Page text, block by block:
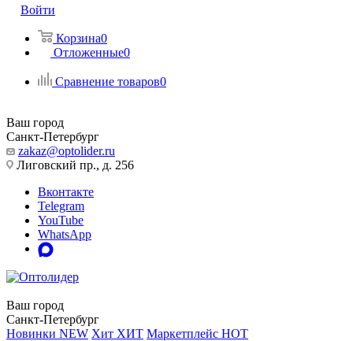
Войти
Корзина0
Отложенные0
Сравнение товаров0
Ваш город
Санкт-Петербург
zakaz@optolider.ru
Лиговский пр., д. 256
Вконтакте
Telegram
YouTube
WhatsApp
Ваш город
Санкт-Петербург
Новинки NEW Хит ХИТ Маркетплейс HOT